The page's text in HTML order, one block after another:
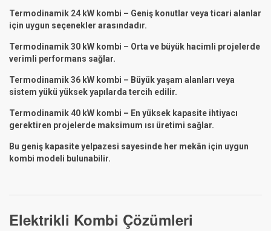
Termodinamik 24 kW kombi – Geniş konutlar veya ticari alanlar
için uygun seçenekler arasındadır.
Termodinamik 30 kW kombi – Orta ve büyük hacimli projelerde
verimli performans sağlar.
Termodinamik 36 kW kombi – Büyük yaşam alanları veya
sistem yükü yüksek yapılarda tercih edilir.
Termodinamik 40 kW kombi – En yüksek kapasite ihtiyacı
gerektiren projelerde maksimum ısı üretimi sağlar.
Bu geniş kapasite yelpazesi sayesinde her mekân için uygun
kombi modeli bulunabilir.
Elektrikli Kombi Çözümleri